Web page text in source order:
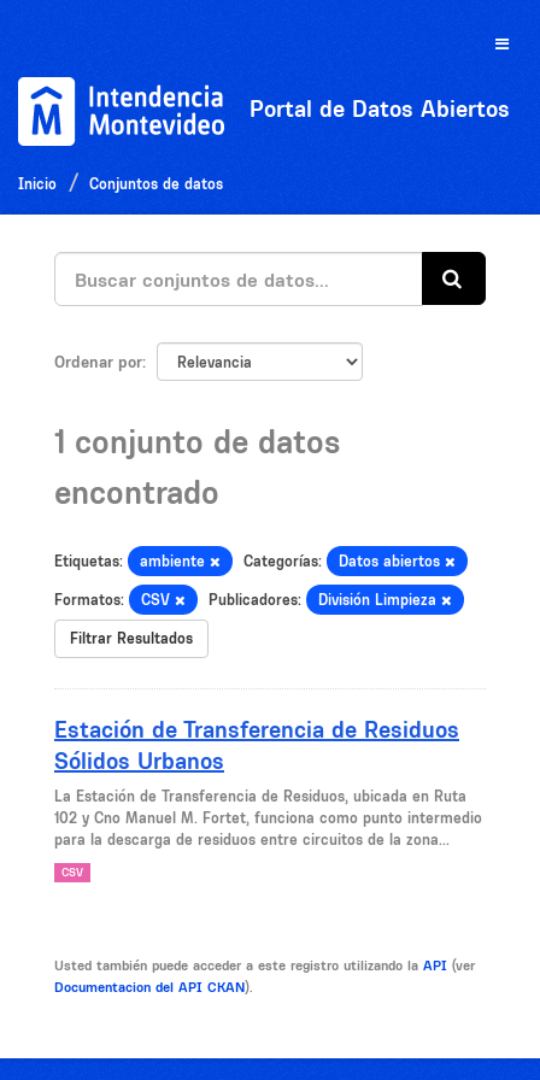
Toggle
Portal de Datos Abiertos
Inicio Conjuntos de datos
Ordenar por
1 conjunto de datos
encontrado
Etiquetas: ambiente Categorías: Datos abiertos
Formatos: CSV Publicadores: División Limpieza
Filtrar Resultados
Estación de Transferencia de Residuos
Sólidos Urbanos
La Estación de Transferencia de Residuos, ubicada en Ruta
102 y Cno Manuel M. Fortet, funciona como punto intermedio
para la descarga de residuos entre circuitos de la zona...
CSV
Usted también puede acceder a este registro utilizando la API (ver
Documentacion del API CKAN).